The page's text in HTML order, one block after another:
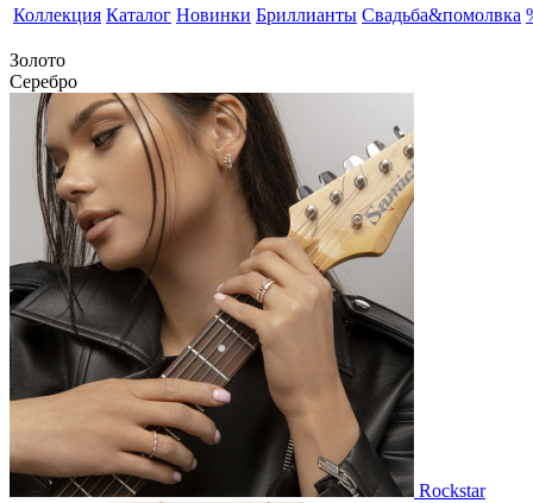
Коллекция Каталог Новинки Бриллианты Свадьба&помолвка
Золото
Серебро
Rockstar